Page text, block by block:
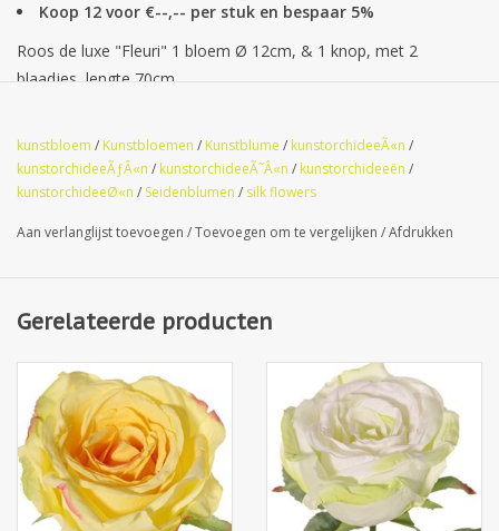
Koop 12 voor €--,-- per stuk en bespaar 5%
Roos de luxe "Fleuri" 1 bloem Ø 12cm, & 1 knop, met 2
blaadjes, lengte 70cm
kunstbloem / Kunstbloemen / Kunstblume / kunstorchideeÃ«n /
kunstorchideeÃƒÂ«n / kunstorchideeÃ˜Â«n / kunstorchideeën /
kunstorchideeØ«n / Seidenblumen / silk flowers
Aan verlanglijst toevoegen /Toevoegen om te vergelijken /Afdrukken
Gerelateerde producten